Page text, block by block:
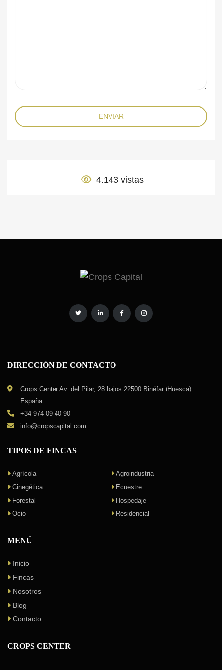
ENVIAR
4.143 vistas
DIRECCIÓN DE CONTACTO
Crops Center Av. del Pilar, 28 bajos 22500 Binéfar (Huesca)
España
+34 974 09 40 90
info@cropscapital.com
TIPOS DE FINCAS
Agrícola
Agroindustria
Cinegética
Ecuestre
Forestal
Hospedaje
Ocio
Residencial
MENÚ
Inicio
Fincas
Nosotros
Blog
Contacto
CROPS CENTER